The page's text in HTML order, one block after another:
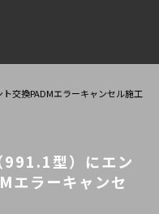
交換PADMエラーキャンセル施工
型）にエン
エラーキャンセ